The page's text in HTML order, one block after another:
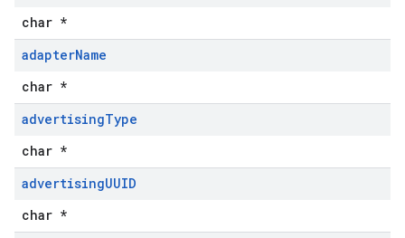
char *
adapterName
char *
advertisingType
char *
advertisingUUID
char *